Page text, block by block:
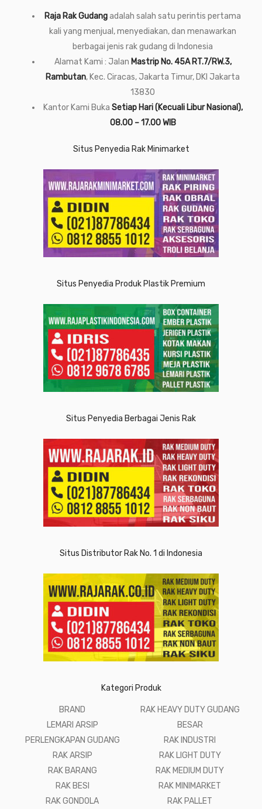
Raja Rak Gudangadalah salah satu perintis pertama
kali yang menjual, menyediakan, dan menawarkan
berbagai jenis rak gudang di Indonesia
Alamat Kami : Jalan Mastrip No. 45A RT.7/RW.3,
Rambutan, Kec. Ciracas, Jakarta Timur, DKI Jakarta
13830
Kantor Kami Buka Setiap Hari (Kecuali Libur Nasional),
08.00 – 17.00 WIB
Situs Penyedia Rak Minimarket
Situs Penyedia Produk Plastik Premium
Situs Penyedia Berbagai Jenis Rak
Situs Distributor Rak No. 1 di Indonesia
Kategori Produk
BRAND
LEMARI ARSIP
PERLENGKAPAN GUDANG
RAK ARSIP
RAK BARANG
RAK BESI
RAK GONDOLA
RAK HEAVY DUTY GUDANG
BESAR
RAK INDUSTRI
RAK LIGHT DUTY
RAK MEDIUM DUTY
RAK MINIMARKET
RAK PALLET